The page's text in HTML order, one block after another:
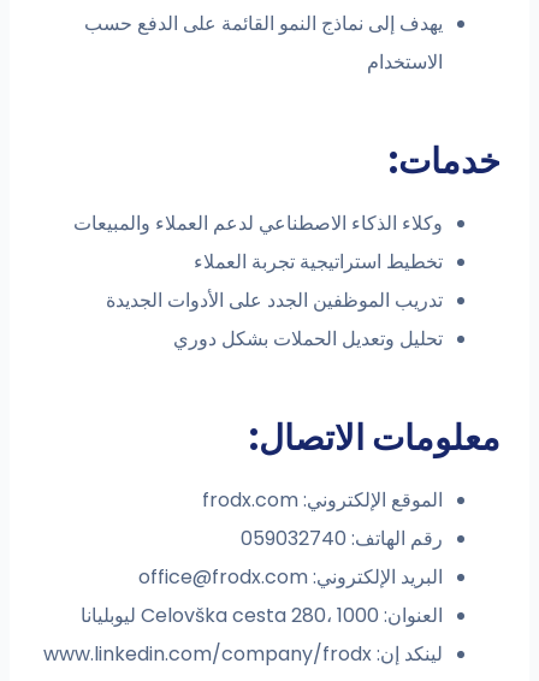
يهدف إلى نماذج النمو القائمة على الدفع حسب
الاستخدام
وكلاء الذكاء الاصطناعي لدعم العملاء والمبيعات
تخطيط استراتيجية تجربة العملاء
تدريب الموظفين الجدد على الأدوات الجديدة
تحليل وتعديل الحملات بشكل دوري
الاتصال:
الموقع الإلكتروني: frodx.com
رقم الهاتف: 059032740
البريد الإلكتروني:office@frodx.com
العنوان: Celovška cesta 280، 1000 ليوبليانا
لينكد إن: www.linkedin.com/company/frodx